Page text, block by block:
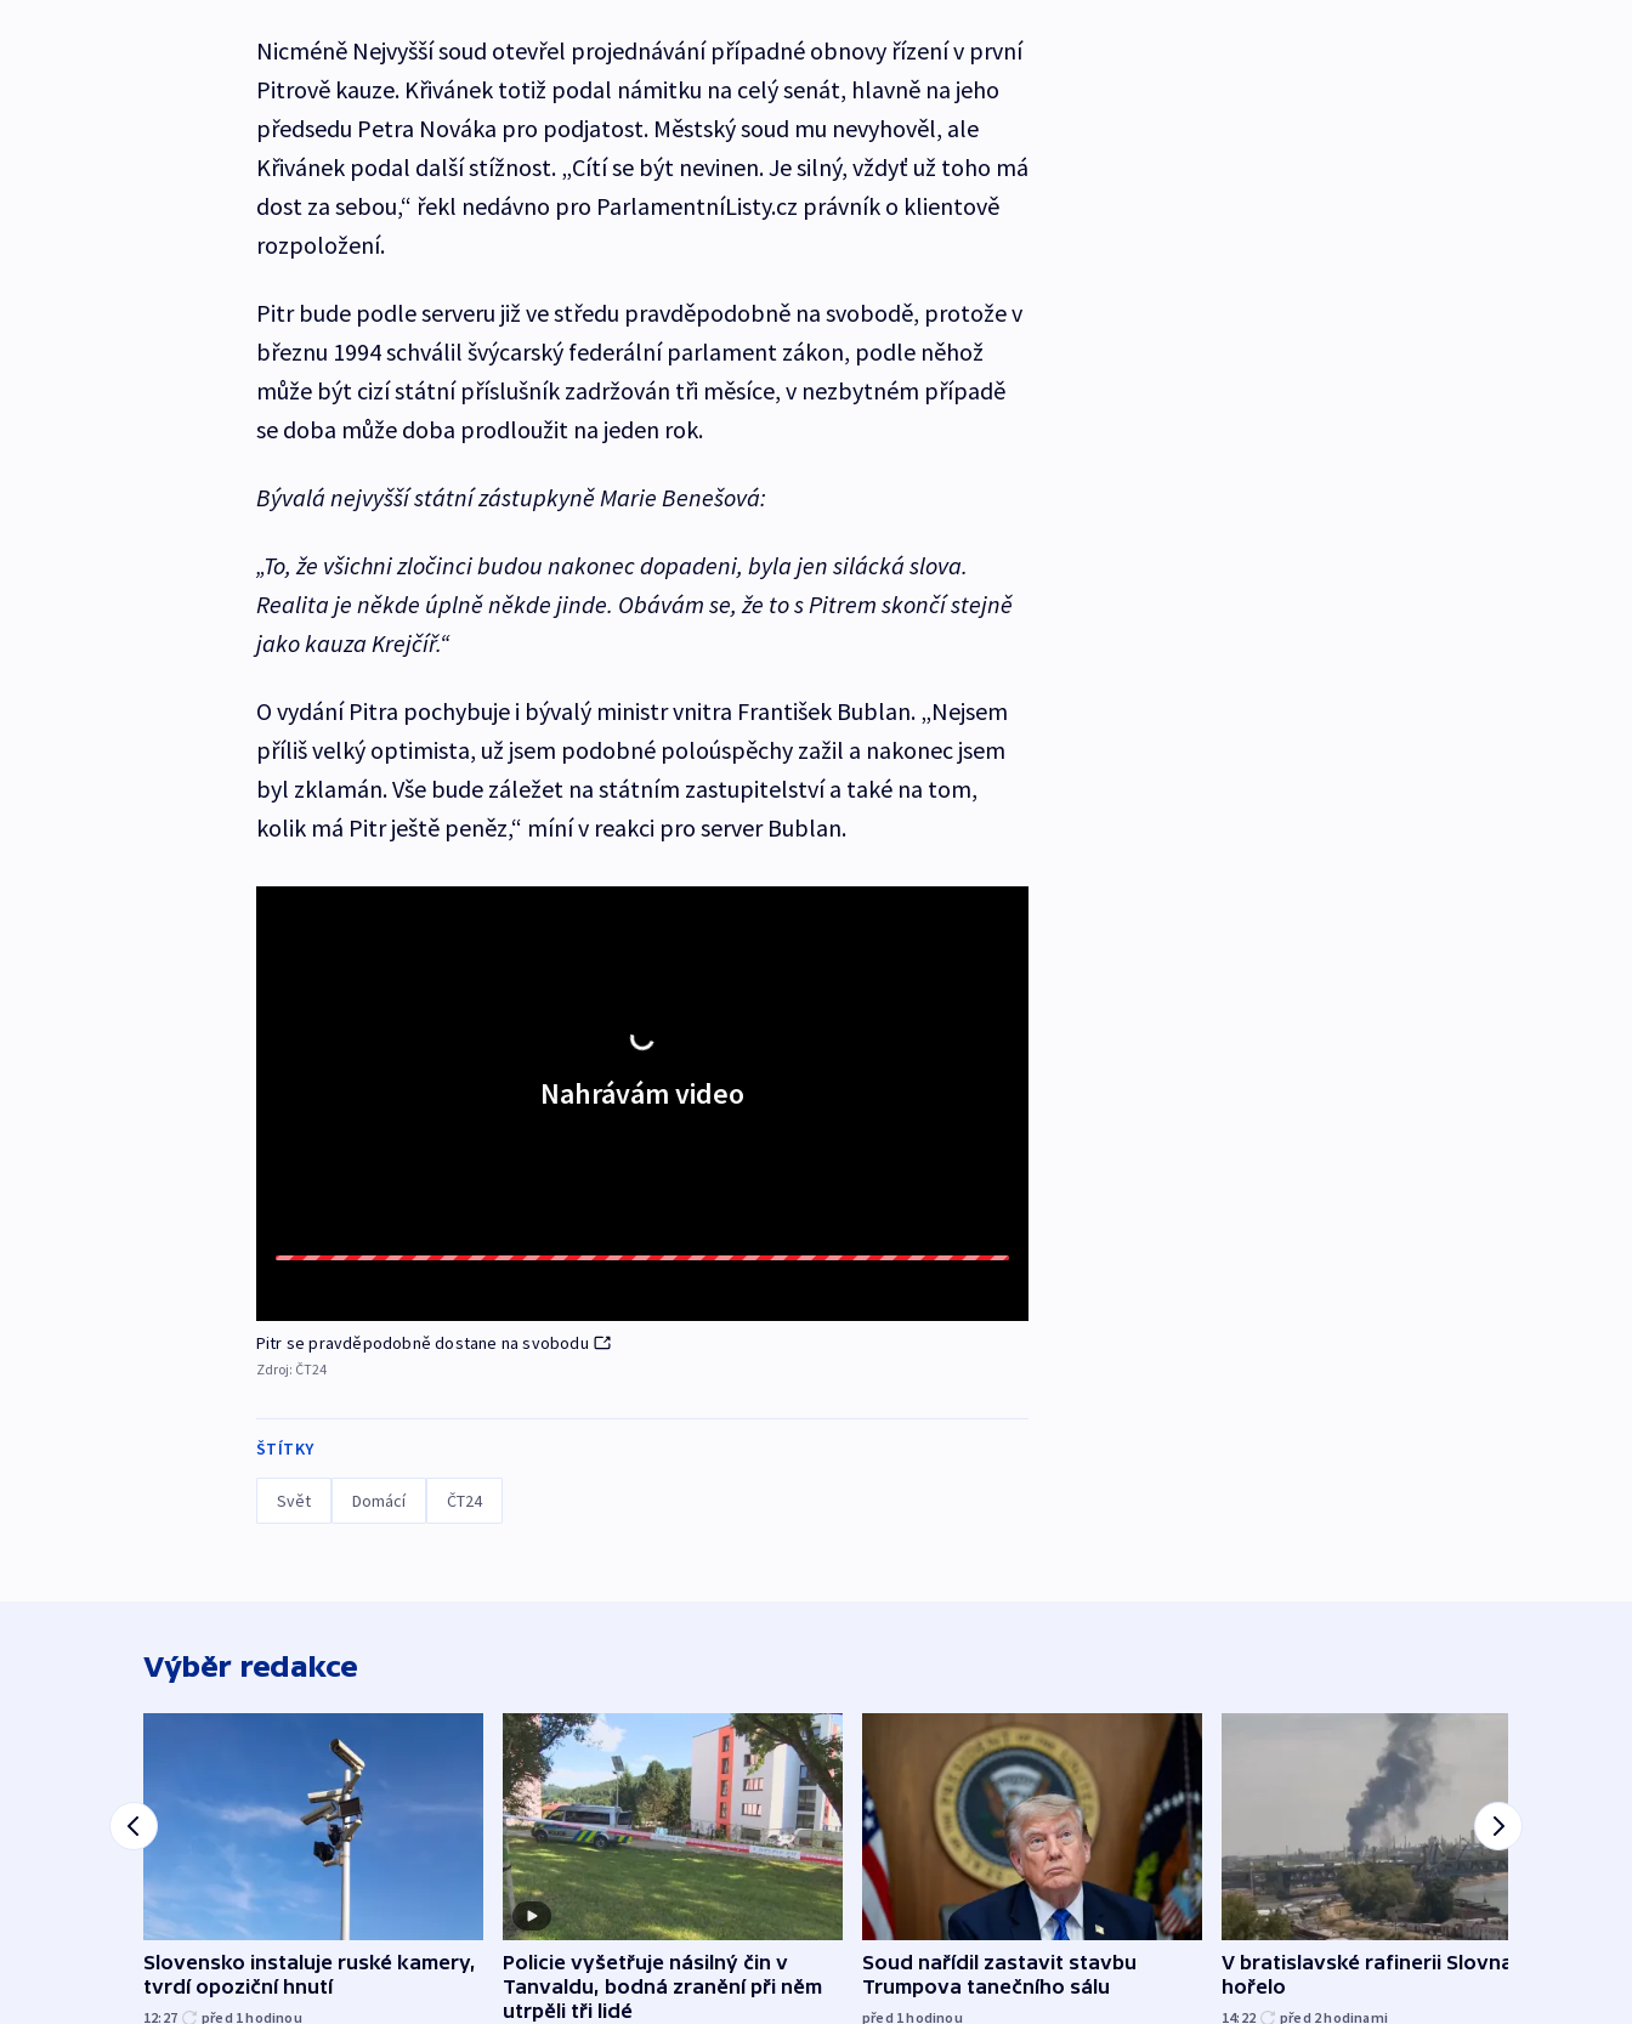
Nicméně Nejvyšší soud otevřel projednávání případné obnovy řízení v první
Pitrově kauze. Křivánek totiž podal námitku na celý senát, hlavně na jeho
předsedu Petra Nováka pro podjatost. Městský soud mu nevyhověl, ale
Křivánek podal další stížnost. „Cítí se být nevinen. Je silný, vždyť už toho má
dost za sebou,“ řekl nedávno pro ParlamentníListy.cz právník o klientově
rozpoložení.
Pitr bude podle serveru již ve středu pravděpodobně na svobodě, protože v
březnu 1994 schválil švýcarský federální parlament zákon, podle něhož
může být cizí státní příslušník zadržován tři měsíce, v nezbytném případě
se doba může doba prodloužit na jeden rok.
Bývalá nejvyšší státní zástupkyně Marie Benešová:
„To, že všichni zločinci budou nakonec dopadeni, byla jen silácká slova.
Realita je někde úplně někde jinde. Obávám se, že to s Pitrem skončí stejně
jako kauza Krejčíř.“
O vydání Pitra pochybuje i bývalý ministr vnitra František Bublan. „Nejsem
příliš velký optimista, už jsem podobné poloúspěchy zažil a nakonec jsem
byl zklamán. Vše bude záležet na státním zastupitelství a také na tom,
kolik má Pitr ještě peněz,“ míní v reakci pro server Bublan.
Nahrávám video
Pitr se pravděpodobně dostane na svobodu
Zdroj: ČT24
ŠTÍTKY
Svět Domácí ČT24
Výběr redakce
Slovensko instaluje ruské kamery,
tvrdí opoziční hnutí
12:27 před 1hodinou
Policie vyšetřuje násilný čin v
Tanvaldu, bodná zranění při něm
utrpěli tři lidé
Soud nařídil zastavit stavbu
Trumpova tanečního sálu
před 1hodinou
V bratislavské rafinerii Slovnaft
hořelo
14:22 před 2hodinami